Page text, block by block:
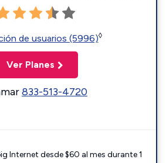
de usuarios (5996)◊
Ver Planes
833-513-4720
Internet desde $60 al mes durante 1